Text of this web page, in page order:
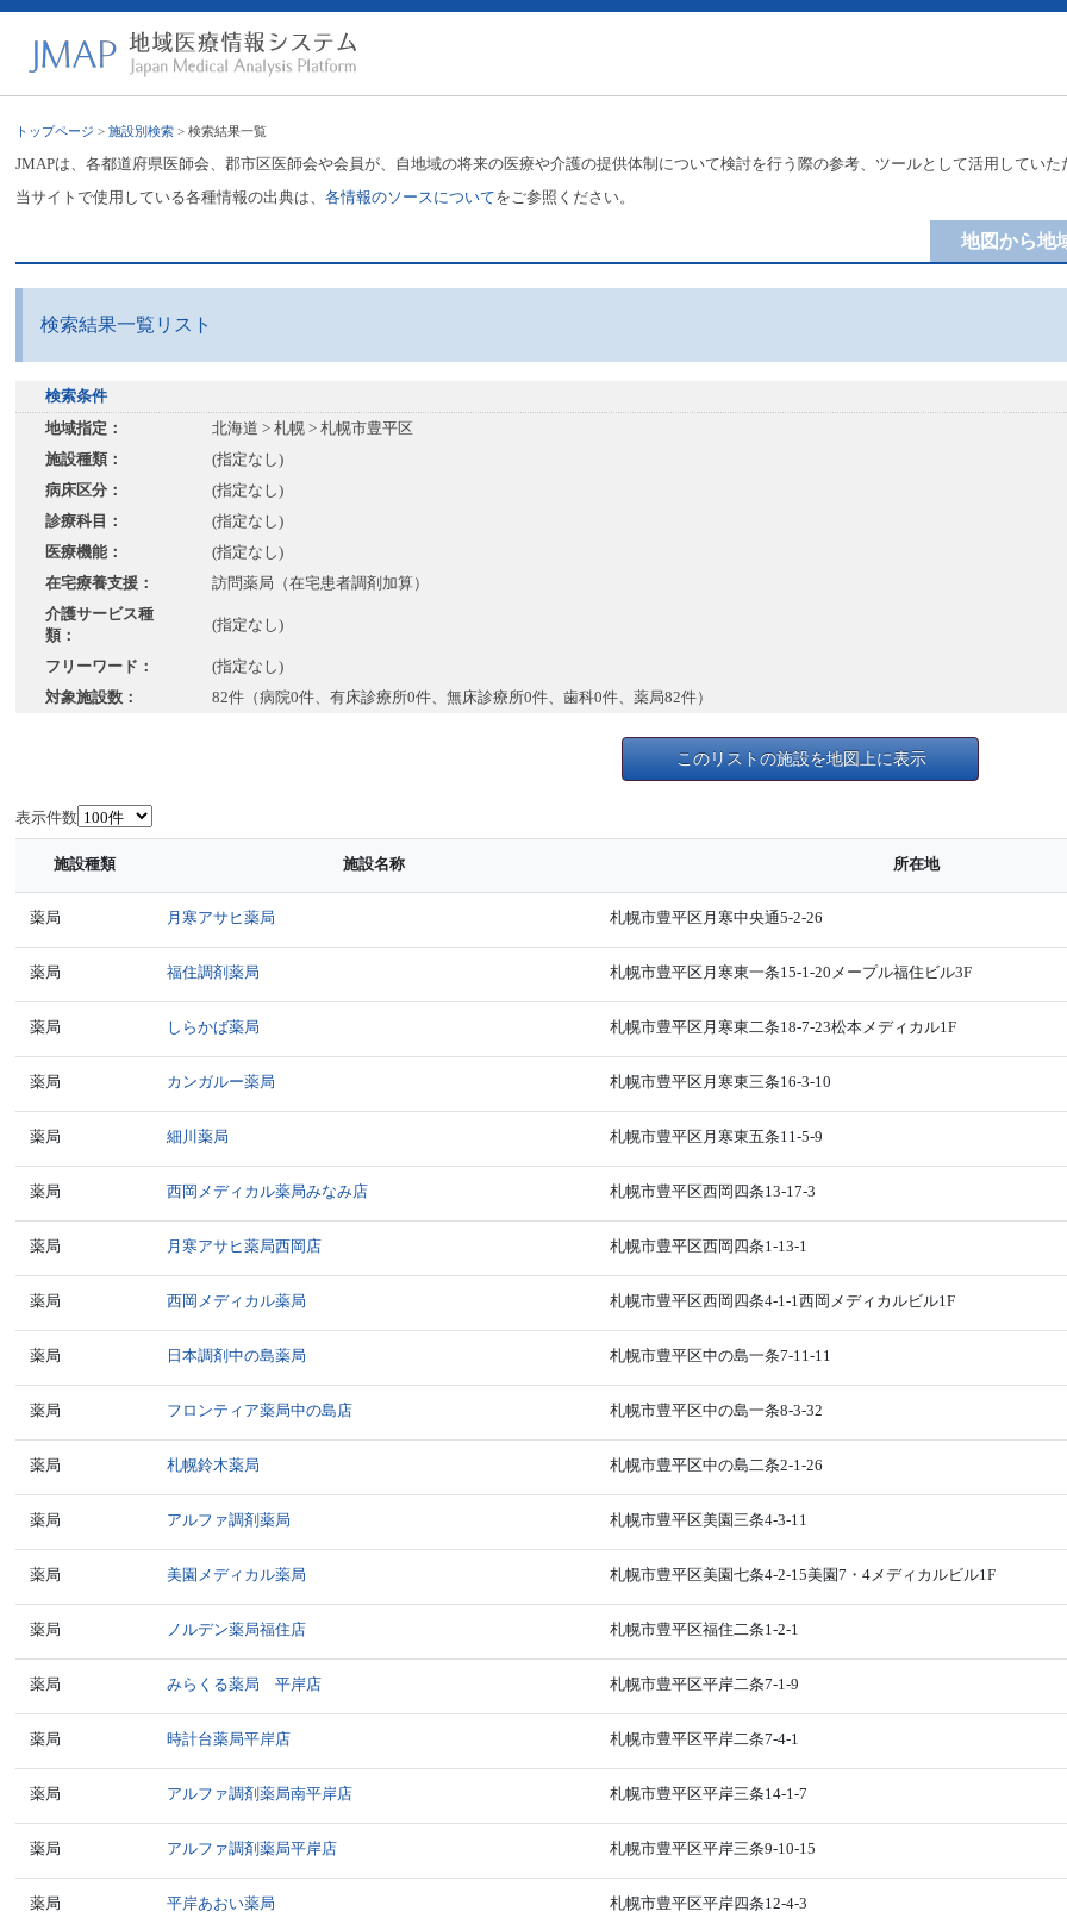
トップページ >施設別検索 > 検索結果一覧
JMAPは、各都道府県医師会、郡市区医師会や会員が、自地域の将来の医療や介護の提供体制について検討を行う際の参考、ツールとして活用していた
当サイトで使用している各種情報の出典は、各情報のソースについてをご参照ください。
地図から地
検索結果一覧リスト
検索条件
地域指定：
北海道 > 札幌 > 札幌市豊平区
施設種類：
(指定なし)
病床区分：
(指定なし)
診療科目：
(指定なし)
医療機能：
(指定なし)
在宅療養支援：
訪問薬局（在宅患者調剤加算）
介護サービス種
類：
(指定なし)
フリーワード：
(指定なし)
対象施設数：
82件（病院0件、有床診療所0件、無床診療所0件、歯科0件、薬局82件）
このリストの施設を地図上に表示
表示件数
施設種類 施設名称 所在地
薬局 月寒アサヒ薬局 札幌市豊平区月寒中央通5-2-26
薬局 福住調剤薬局 札幌市豊平区月寒東一条15-1-20メープル福住ビル3F
薬局 しらかば薬局 札幌市豊平区月寒東二条18-7-23松本メディカル1F
薬局 カンガルー薬局 札幌市豊平区月寒東三条16-3-10
薬局 細川薬局 札幌市豊平区月寒東五条11-5-9
薬局 西岡メディカル薬局みなみ店 札幌市豊平区西岡四条13-17-3
薬局 月寒アサヒ薬局西岡店 札幌市豊平区西岡四条1-13-1
薬局 西岡メディカル薬局 札幌市豊平区西岡四条4-1-1西岡メディカルビル1F
薬局 日本調剤中の島薬局 札幌市豊平区中の島一条7-11-11
薬局 フロンティア薬局中の島店 札幌市豊平区中の島一条8-3-32
薬局 札幌鈴木薬局 札幌市豊平区中の島二条2-1-26
薬局 アルファ調剤薬局 札幌市豊平区美園三条4-3-11
薬局 美園メディカル薬局 札幌市豊平区美園七条4-2-15美園7・4メディカルビル1F
薬局 ノルデン薬局福住店 札幌市豊平区福住二条1-2-1
薬局 みらくる薬局 平岸店 札幌市豊平区平岸二条7-1-9
薬局 時計台薬局平岸店 札幌市豊平区平岸二条7-4-1
薬局 アルファ調剤薬局南平岸店 札幌市豊平区平岸三条14-1-7
薬局 アルファ調剤薬局平岸店 札幌市豊平区平岸三条9-10-15
薬局 平岸あおい薬局 札幌市豊平区平岸四条12-4-3